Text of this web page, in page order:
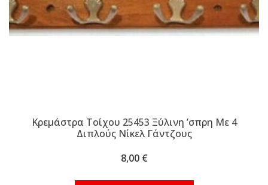
Κρεμάστρα Τοίχου 25453 Ξύλινη ʼσπρη Με 4
Διπλούς Νίκελ Γάντζους
8,00 €